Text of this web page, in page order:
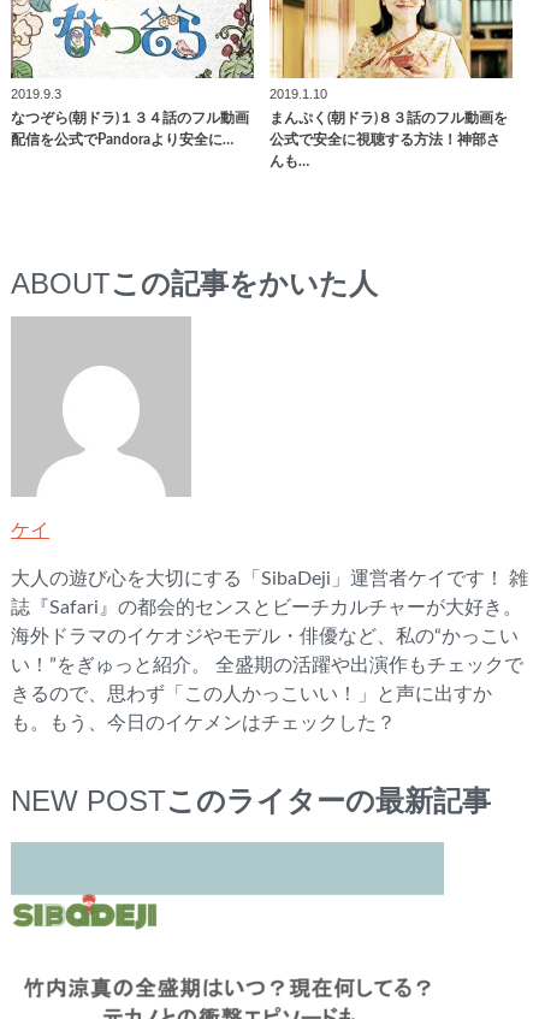
2019.9.3
なつぞら(朝ドラ)１３４話のフル動画
配信を公式でPandoraより安全に…
2019.1.10
まんぷく(朝ドラ)８３話のフル動画を
公式で安全に視聴する方法！神部さ
んも…
ABOUTこの記事をかいた人
ケイ
大人の遊び心を大切にする「SibaDeji」運営者ケイです！ 雑
誌『Safari』の都会的センスとビーチカルチャーが大好き。
海外ドラマのイケオジやモデル・俳優など、私の“かっこい
い！”をぎゅっと紹介。 全盛期の活躍や出演作もチェックで
きるので、思わず「この人かっこいい！」と声に出すか
も。もう、今日のイケメンはチェックした？
NEW POSTこのライターの最新記事